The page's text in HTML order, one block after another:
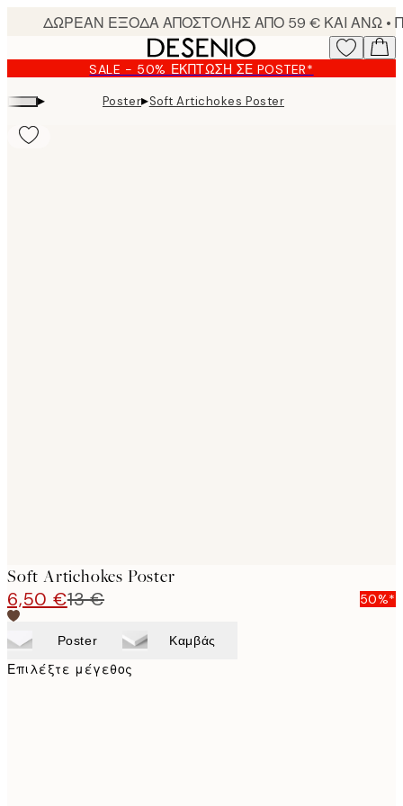
content.
SALE - 50% ΈΚΠΤΩΣΗ ΣΕ POSTER*
▸ Poster▸Soft Artichokes Poster
Soft Artichokes Poster
6,50 €13 € 50%*
Poster Καμβάς
Επιλέξτε μέγεθος